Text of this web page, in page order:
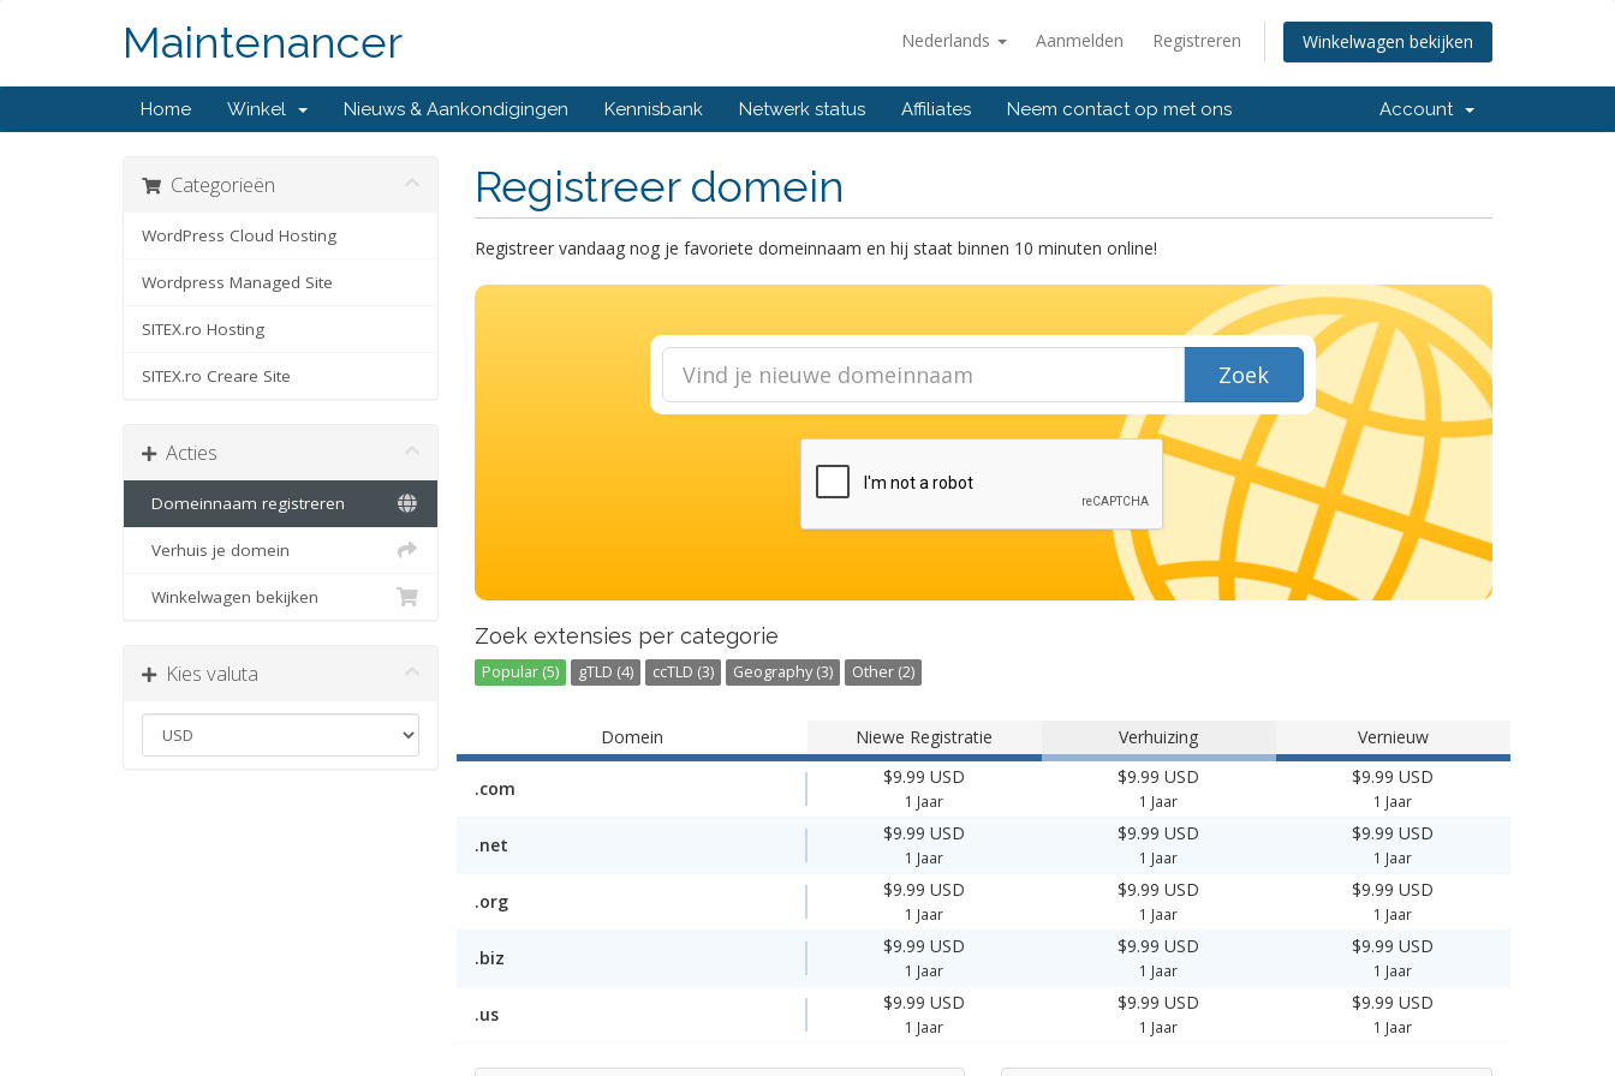
Nederlands Aanmelden Registreren Winkelwagen bekijken
Maintenancer
Home Winkel Nieuws & Aankondigingen Kennisbank Netwerk status Affiliates Neem contact op met ons Account
Registreer domein
Categorieën
WordPress Cloud Hosting
Wordpress Managed Site
SITEX.ro Hosting
SITEX.ro Creare Site
Acties
Domeinnaam registreren
Verhuis je domein
Winkelwagen bekijken
Kies valuta
Registreer vandaag nog je favoriete domeinnaam en hij staat binnen 10 minuten online!
Zoek
Zoek extensies per categorie
Popular (5) gTLD (4) ccTLD (3) Geography (3) Other (2)
Domein Niewe Registratie Verhuizing Vernieuw
.com
$9.99 USD
1 Jaar
$9.99 USD
1 Jaar
$9.99 USD
1 Jaar
.net
$9.99 USD
1 Jaar
$9.99 USD
1 Jaar
$9.99 USD
1 Jaar
.org
$9.99 USD
1 Jaar
$9.99 USD
1 Jaar
$9.99 USD
1 Jaar
.biz
$9.99 USD
1 Jaar
$9.99 USD
1 Jaar
$9.99 USD
1 Jaar
.us
$9.99 USD
1 Jaar
$9.99 USD
1 Jaar
$9.99 USD
1 Jaar